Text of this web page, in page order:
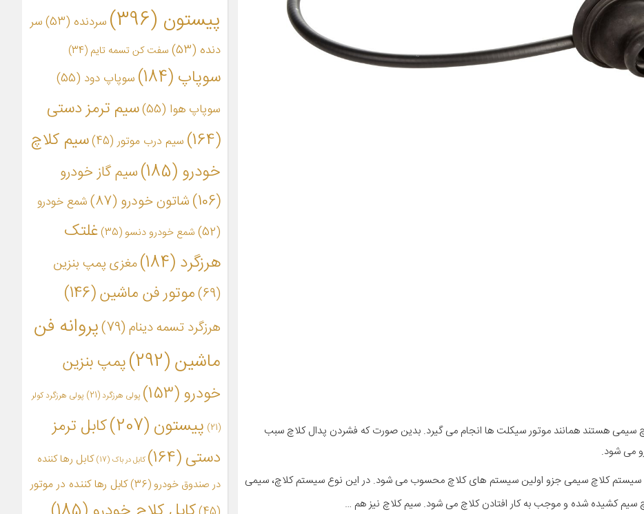
سیمی هستند همانند موتور سیکلت ها انجام می گیرد. بدین صورت که فشردن پدال کلاچ سبب
می شود.
سیستم کلاچ سیمی جزو اولین سیستم های کلاچ محسوب می شود. در این نوع سیستم کلاچ، سیمی
سیم کشیده شده و موجب به کار افتادن کلاچ می شود. سیم کلاچ نیز هم …
پیستون (396) سردنده (53)
سر
دنده (53) سفت کن تسمه تایم (34)
سوپاپ (184) سوپاپ دود (55)
سوپاپ هوا (55)
سیم ترمز دستی
(164)
سیم درب موتور(45)
سیم کلاچ
خودرو (185)
سیم گاز خودرو
(106)
شاتون خودرو (87)
شمع خودرو
(52)
شمع خودرو دنسو (35)
غلتک
هرزگرد (184)
مغزی پمپ بنزین
(69)
موتور فن ماشین(146)
هرزگرد تسمه دینام(79)
پروانه فن
ماشین(292)
پمپ بنزین
خودرو(153) پولی هرزگرد(21) پولی هرزگرد کولر
(21) پیستون (207)
کابل ترمز
دستی(164) کابل در باک (17)
کابل رها کننده
در صندوق خودرو (36)
کابل رها کننده در موتور